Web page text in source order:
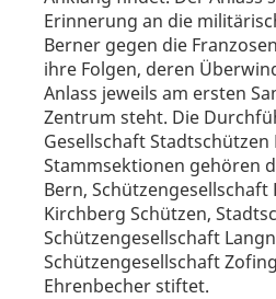
Erinnerung an die
Berner gegen die
ihre Folgen, deren
Anlass jeweils am ersten
Zentrum steht. Die
Gesellschaft
Stammsektionen gehören
Bern,
Kirchberg Schützen,
Schützengesellschaft
Schützengesellschaft
Ehrenbecher stiftet.